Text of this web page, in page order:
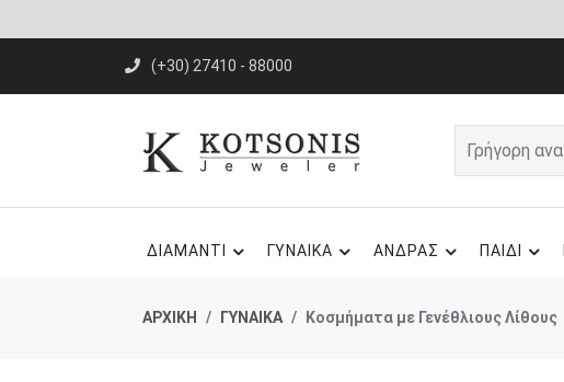
(+30) 27410 - 88000
ΔΙΑΜΑΝΤΙ ΓΥΝΑΙΚΑ ΑΝΔΡΑΣ ΠΑΙΔΙ
ΑΡΧΙΚΗ ΓΥΝΑΙΚΑ Κοσμήματα με Γενέθλιους Λίθους